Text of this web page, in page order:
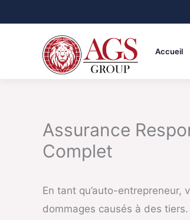
au
Accueil
Assurance
Complet
En tant qu’auto-
dommages causés à des tiers.